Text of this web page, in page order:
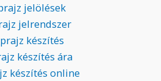
jelölések
jelrendszer
készítés
készítés ára
készítés online